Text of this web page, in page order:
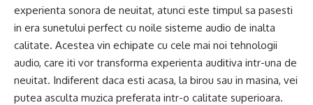
experienta sonora de neuitat, atunci este timpul sa pasesti
in era sunetului perfect cu noile sisteme audio de inalta
calitate. Acestea vin echipate cu cele mai noi tehnologii
audio, care iti vor transforma experienta auditiva intr-una de
neuitat. Indiferent daca esti acasa, la birou sau in masina, vei
putea asculta muzica preferata intr-o calitate superioara.